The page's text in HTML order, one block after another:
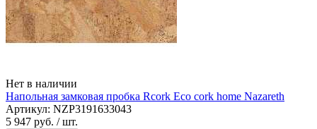
Нет в наличии
Напольная замковая пробка Rcork Eco cork home Nazareth
Артикул: NZP3191633043
5 947 руб. / шт.